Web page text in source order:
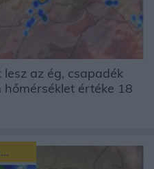
az ég, csapadék
értéke 18